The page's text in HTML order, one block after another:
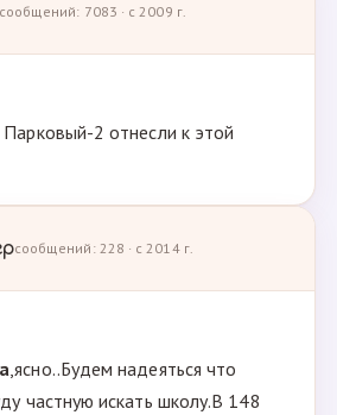
7083 · с 2009 г.
2 отнесли к этой
сообщений: 228 · с 2014 г.
,ясно..Будем надеяться что
частную искать школу.В 148